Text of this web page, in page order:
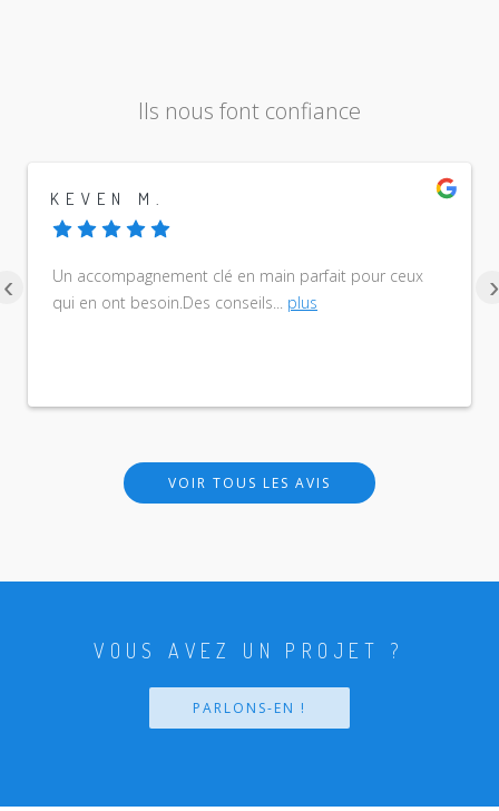
Ils nous font confiance
Un accompagnement clé en main parfait pour ceux
qui en ont besoin.Des conseils
plus
KEVEN M.
‹ ›
VOIR TOUS LES AVIS
VOUS AVEZ UN PROJET ?
PARLONS-EN !